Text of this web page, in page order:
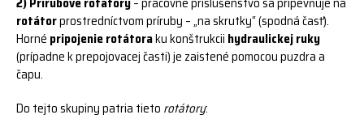
rotátorprostredníctvom príruby – „na skrutky“ (spodná časť).
Horné pripojenie rotátoraku konštrukcii hydraulickej ruky
(prípadne k prepojovacej časti) je zaistené pomocou puzdra a
čapu.
Do tejto skupiny patria tieto rotátory: